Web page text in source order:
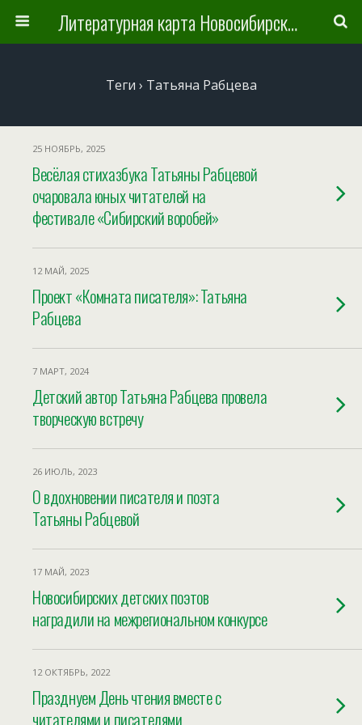
Литературная карта Новосибирска и Новосибирской области
Теги › Татьяна Рабцева
25 НОЯБРЬ, 2025
Весёлая стихазбука Татьяны Рабцевой
очаровала юных читателей на
фестивале «Сибирский воробей»
12 МАЙ, 2025
Проект «Комната писателя»: Татьяна
Рабцева
7 МАРТ, 2024
Детский автор Татьяна Рабцева провела
творческую встречу
26 ИЮЛЬ, 2023
О вдохновении писателя и поэта
Татьяны Рабцевой
17 МАЙ, 2023
Новосибирских детских поэтов
наградили на межрегиональном конкурсе
12 ОКТЯБРЬ, 2022
Празднуем День чтения вместе с
читателями и писателями